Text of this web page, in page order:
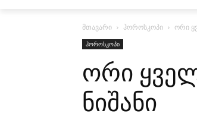
მთავარი ჰოროსკოპი ორი
ჰოროსკოპი
ორი
ნიშანი